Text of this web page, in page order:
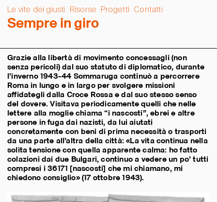
Le vite dei giusti Risorse Progetti Contatti
Sempre ingiro
Grazie alla libertà di movimento concessagli (non
senza pericoli) dal suo statuto di diplomatico, durante
l’inverno 1943-44 Sommaruga continuò a percorrere
Roma in lungo e in largo per svolgere missioni
affidategli dalla Croce Rossa e dal suo stesso senso
del dovere. Visitava periodicamente quelli che nelle
lettere alla moglie chiama “i nascosti”, ebrei e altre
persone in fuga dai nazisti, da lui aiutati
concretamente con beni di prima necessità o trasporti
da una parte all’altra della città: «La vita continua nella
solita tensione con quella apparente calma: ho fatto
colazioni dai due Bulgari, continuo a vedere un po’ tutti
compresi i 36171 [nascosti] che mi chiamano, mi
chiedono consiglio» (17 ottobre 1943).